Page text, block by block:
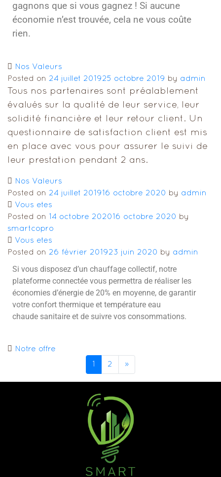
gagnons que si vous gagnez ! Si aucune
économie n’est trouvée, cela ne vous coûte
rien.
Nos Valeurs
Posted on 24 juillet 2019 25 octobre 2019 by admin
Tous nos partenaires sont préalablement
évalués sur la qualité de leur service, leur
solidité financière et leur retour client. Un
questionnaire de satisfaction client est mis
en place avec vous pour assurer le suivi de
leur prestation pendant 2 ans.
Nos Valeurs
Posted on 24 juillet 2019 16 octobre 2020 by admin
Vous etes
Posted on
14 octobre 2020 16 octobre 2020 by
smartcopro
Vous etes
Posted on 26 février 2019 23 juin 2020 by admin
Si vous disposez d’un chauffage collectif, notre
plateforme connectée vous permettra de réaliser les
économies d’énergie de 20% en moyenne, de garantir
votre confort thermique et température eau
chaude sanitaire et de suivre vos consommations.
Notre offre
2 »